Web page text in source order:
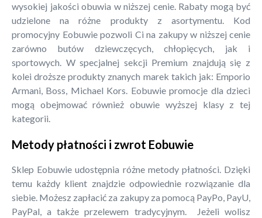
wysokiej jakości obuwia w niższej cenie. Rabaty mogą być
udzielone na różne produkty z asortymentu. Kod
promocyjny Eobuwie pozwoli Ci na zakupy w niższej cenie
zarówno butów dziewczęcych, chłopięcych, jak i
sportowych. W specjalnej sekcji Premium znajdują się z
kolei droższe produkty znanych marek takich jak: Emporio
Armani, Boss, Michael Kors. Eobuwie promocje dla dzieci
mogą obejmować również obuwie wyższej klasy z tej
kategorii.
Metody płatności i zwrot Eobuwie
Sklep Eobuwie udostępnia różne metody płatności. Dzięki
temu każdy klient znajdzie odpowiednie rozwiązanie dla
siebie. Możesz zapłacić za zakupy za pomocą PayPo, PayU,
PayPal, a także przelewem tradycyjnym. Jeżeli wolisz